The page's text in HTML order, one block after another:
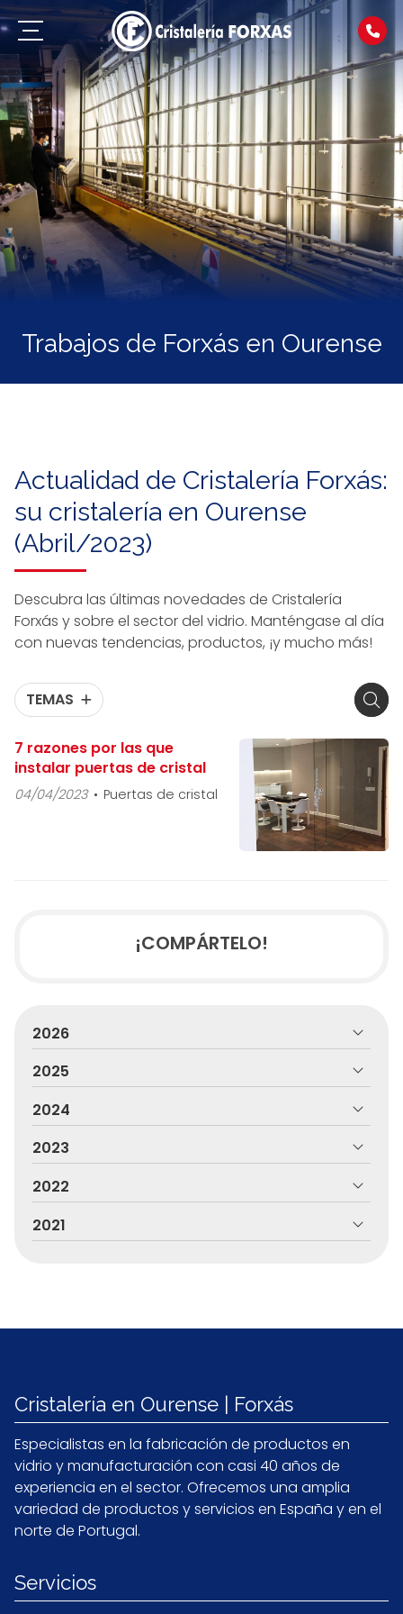
Trabajos de Forxás en Ourense
Actualidad de Cristalería Forxás:
su cristalería en Ourense
(Abril/2023)
Descubra las últimas novedades de Cristalería
Forxás y sobre el sector del vidrio. Manténgase al día
con nuevas tendencias, productos, ¡y mucho más!
TEMAS
7 razones por las que
instalar puertas de cristal
04/04/2023 Puertas de cristal
¡COMPÁRTELO!
2026
2025
2024
2023
2022
2021
Cristalería en Ourense | Forxás
Especialistas en la fabricación de productos en
vidrio y manufacturación con casi 40 años de
experiencia en el sector. Ofrecemos una amplia
variedad de productos y servicios en España y en el
norte de Portugal.
Servicios